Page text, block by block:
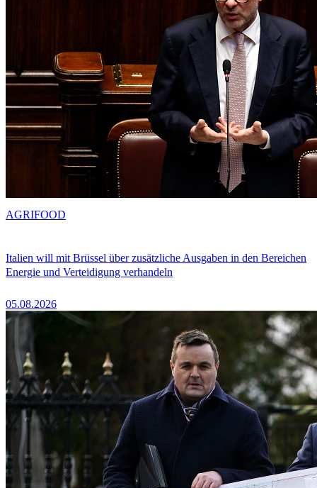
Italien will mit Brüssel über zusätzliche Ausgaben in den Bereichen
Energie und Verteidigung verhandeln
05.08.2026
AGRIFOOD